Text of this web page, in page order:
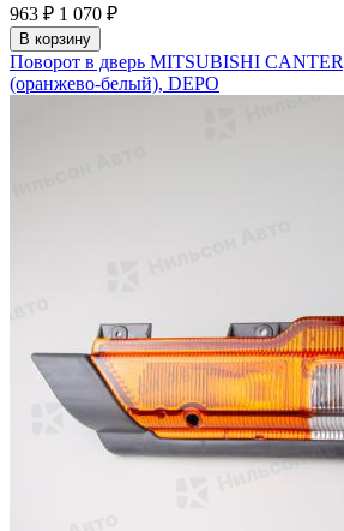
963 ₽ 1 070 ₽
В корзину
Поворот в дверь MITSUBISHI
(оранжево-белый), DEPO